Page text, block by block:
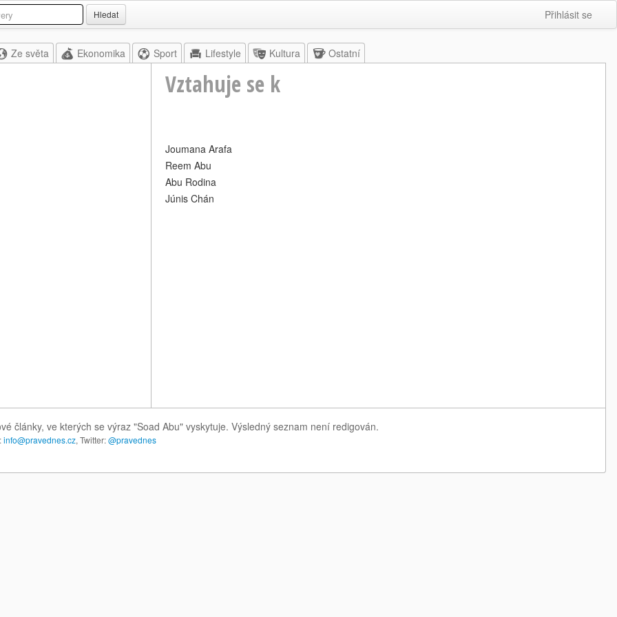
Hledat Přihlásit se
Ze světa Ekonomika Sport Lifestyle Kultura Ostatní
Vztahuje se k
Joumana Arafa
Reem Abu
Abu Rodina
Júnis Chán
články, ve kterých se výraz "Soad Abu" vyskytuje. Výsledný seznam není redigován.
info@pravednes.cz, Twitter:@pravednes